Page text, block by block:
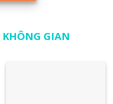
GIAN